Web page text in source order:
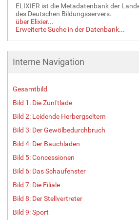
ELIXIER ist die Metadatenbank der
des Deutschen Bildungsservers.
über Elixier...
Erweiterte Suche in der Datenbank...
Interne Navigation
Gesamtbild
Bild 1: Die Zunftlade
Bild 2: Leidende Herbergseltern
Bild 3: Der Gewölbedurchbruch
Bild 4: Der Bauchladen
Bild 5: Concessionen
Bild 6: Das Schaufenster
Bild 7: Die Filiale
Bild 8: Der Stellvertreter
Bild 9: Sport